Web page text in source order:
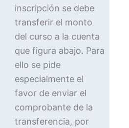
inscripción se debe
transferir el monto
del curso a la cuenta
que figura abajo. Para
ello se pide
especialmente el
favor de enviar el
comprobante de la
transferencia, por